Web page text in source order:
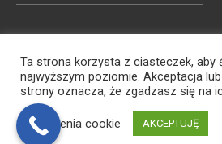
© 2022 AQD Polska Sp. z o. o. Wszelkie
Ta strona korzysta z ciasteczek, aby
najwyższym poziomie. Akceptacja
strony oznacza, że zgadzasz się na
Ustawienia cookie AKCEPTUJĘ